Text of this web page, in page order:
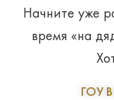
Начните уже
время «на
ГОУ